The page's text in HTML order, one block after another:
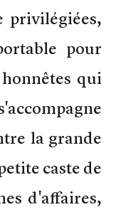
privilégiées,
pour
qui
la grande
caste de
d'affaires,